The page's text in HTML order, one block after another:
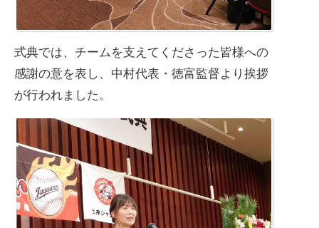
式典では、チームを支えてくださった皆様への
感謝の意を表し、中村代表・徳富監督より挨拶
が行われました。